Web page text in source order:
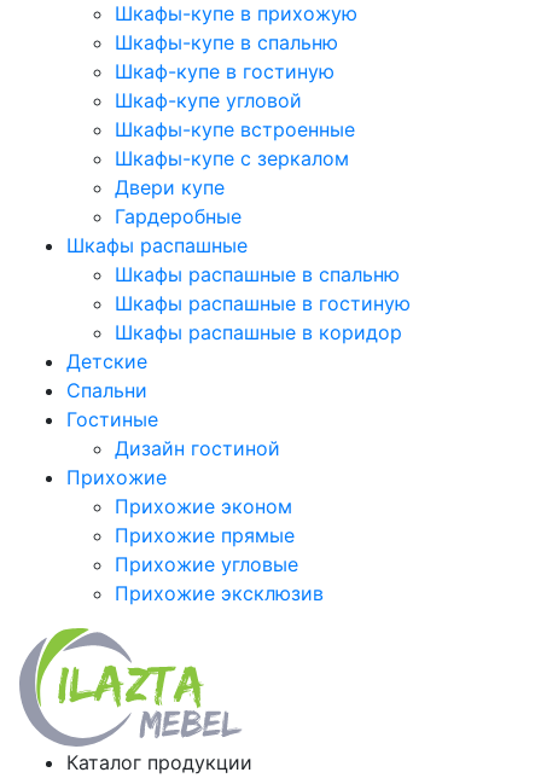
Шкафы-купе в прихожую
Шкафы-купе в спальню
Шкаф-купе в гостиную
Шкаф-купе угловой
Шкафы-купе встроенные
Шкафы-купе с зеркалом
Двери купе
Гардеробные
Шкафы распашные
Шкафы распашные в спальню
Шкафы распашные в гостиную
Шкафы распашные в коридор
Детские
Спальни
Гостиные
Дизайн гостиной
Прихожие
Прихожие эконом
Прихожие прямые
Прихожие угловые
Прихожие эксклюзив
Каталог продукции